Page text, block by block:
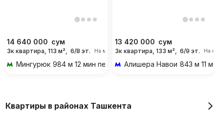
14 640 000 сум
3к квартира, 113 м², 6/8 эт. На месяц
Мингурюк 984 м 12 мин пешком
13 420 000 сум
3к квартира, 133 м², 6/9 эт. На
Алишера Навои 843 м 11
Квартиры в районах Ташкента